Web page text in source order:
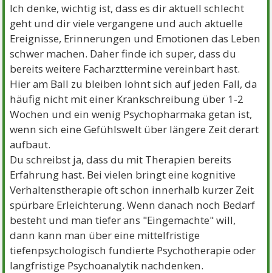
Ich denke, wichtig ist, dass es dir aktuell schlecht
geht und dir viele vergangene und auch aktuelle
Ereignisse, Erinnerungen und Emotionen das Leben
schwer machen. Daher finde ich super, dass du
bereits weitere Facharzttermine vereinbart hast.
Hier am Ball zu bleiben lohnt sich auf jeden Fall, da
häufig nicht mit einer Krankschreibung über 1-2
Wochen und ein wenig Psychopharmaka getan ist,
wenn sich eine Gefühlswelt über längere Zeit derart
aufbaut.
Du schreibst ja, dass du mit Therapien bereits
Erfahrung hast. Bei vielen bringt eine kognitive
Verhaltenstherapie oft schon innerhalb kurzer Zeit
spürbare Erleichterung. Wenn danach noch Bedarf
besteht und man tiefer ans "Eingemachte" will,
dann kann man über eine mittelfristige
tiefenpsychologisch fundierte Psychotherapie oder
langfristige Psychoanalytik nachdenken.